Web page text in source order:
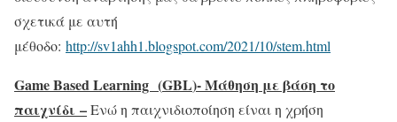
σχετικά με αυτή
μέθοδο: http://sv1ahh1.blogspot.com/2021/10/stem.html
Game Based Learning (GBL)- Μάθηση με βάση το
παιχνίδι –Ενώ η παιχνιδιοποίηση είναι η χρήση